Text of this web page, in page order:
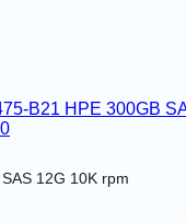
B21 HPE 300GB
SAS 12G 10K rpm